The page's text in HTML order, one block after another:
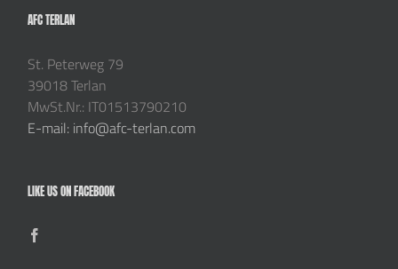
AFC TERLAN
St. Peterweg 79
39018 Terlan
MwSt.Nr.: IT01513790210
E-mail: info@afc-terlan.com
LIKE US ON FACEBOOK